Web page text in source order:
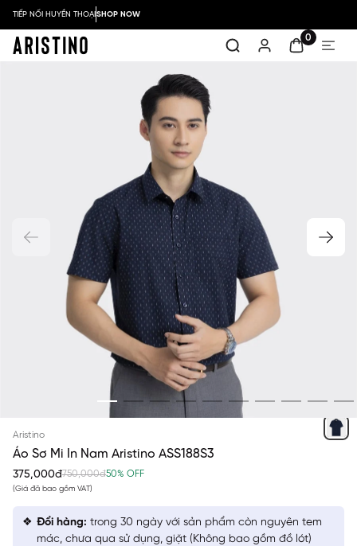
TIẾP NỐI HUYỀN THOẠISHOP NOW
0
Aristino
Áo Sơ Mi In Nam Aristino ASS188S3
375,000đ750,000đ50% OFF
(Giá đã bao gồm VAT)
Đổi hàng: trong 30 ngày với sản phẩm còn nguyên tem
mác, chưa qua sử dụng, giặt (Không bao gồm đồ lót)